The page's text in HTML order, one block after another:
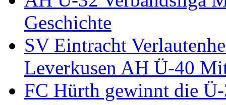
Geschichte
SV Eintracht
Leverkusen AH Ü-40
FC Hürth gewinnt die